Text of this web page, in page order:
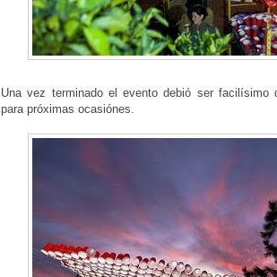
Una vez terminado el evento debió ser facilísimo
para próximas ocasiónes.